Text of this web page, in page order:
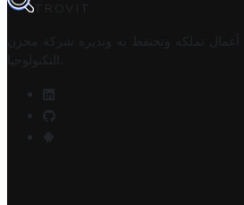
TROVIT
تملكه وتحتفظ به وتديره
شركة مخزن
التكنولوجيا